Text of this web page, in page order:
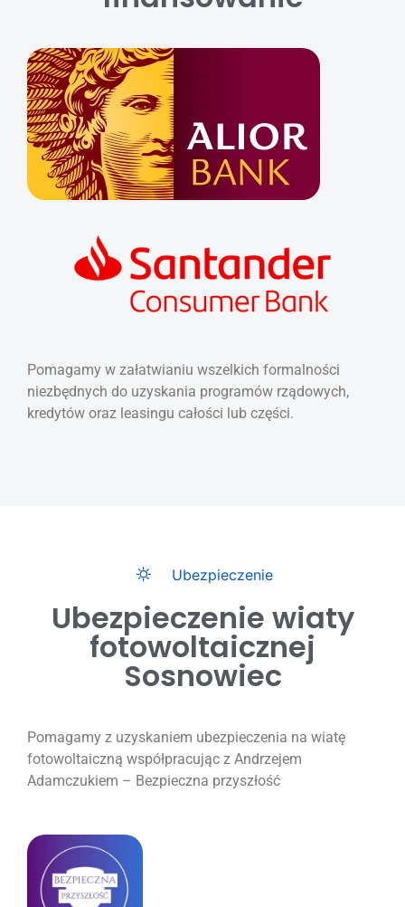
Pomagamy w załatwianiu wszelkich formalności
niezbędnych do uzyskania programów rządowych,
kredytów oraz leasingu całości lub części.
Ubezpieczenie
Ubezpieczenie wiaty
fotowoltaicznej
Sosnowiec
Pomagamy z uzyskaniem ubezpieczenia na wiatę
fotowoltaiczną współpracując z Andrzejem
Adamczukiem – Bezpieczna przyszłość